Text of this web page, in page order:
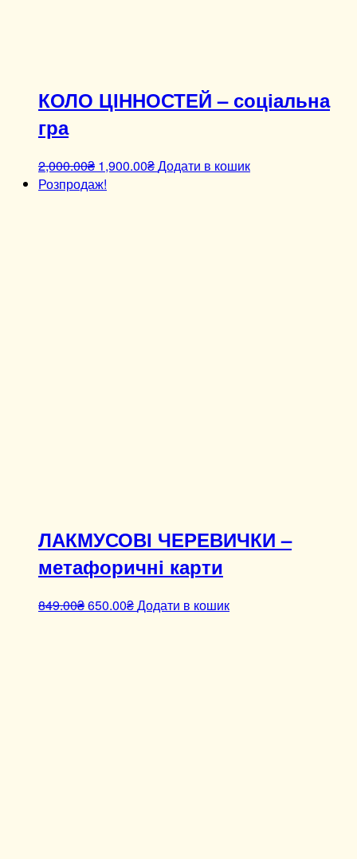
КОЛО ЦІННОСТЕЙ – соціальна
гра
2,000.00₴ 1,900.00₴Додати в кошик
Розпродаж!
ЛАКМУСОВІ ЧЕРЕВИЧКИ –
метафоричні карти
849.00₴650.00₴Додати в кошик